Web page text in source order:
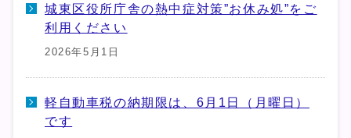
城東区役所庁舎の熱中症対策”お休み処”をご
利用ください
2026年5月1日
軽自動車税の納期限は、6月1日（月曜日）
です